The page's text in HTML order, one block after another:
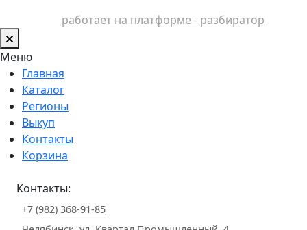
работает на платформе - разбиратор
Меню
Главная
Каталог
Регионы
Выкуп
Контакты
Корзина
Контакты:
+7 (982) 368-91-85